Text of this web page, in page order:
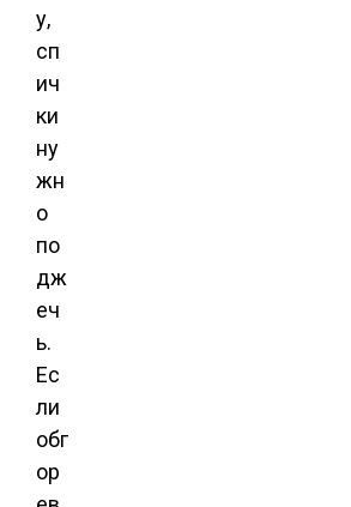
у,
сп
ич
ки
ну
жн
о
по
дж
еч
ь.
Ес
ли
обг
ор